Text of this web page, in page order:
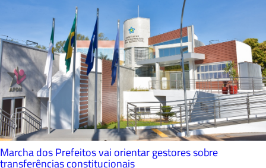
Marcha dos Prefeitos vai orientar gestores sobre
transferências constitucionais